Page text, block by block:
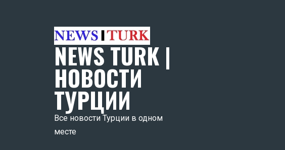
NEWS TURK |
НОВОСТИ
ТУРЦИИ
Все новости Турции в одном
месте